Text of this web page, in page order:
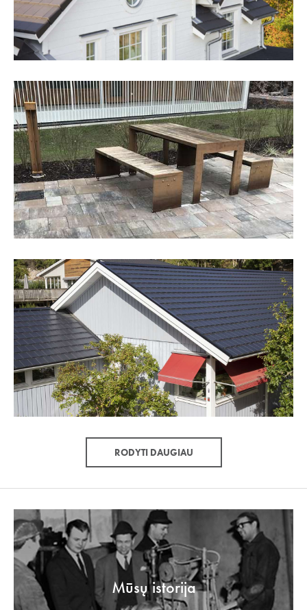
RODYTI DAUGIAU
Mūsų istorija